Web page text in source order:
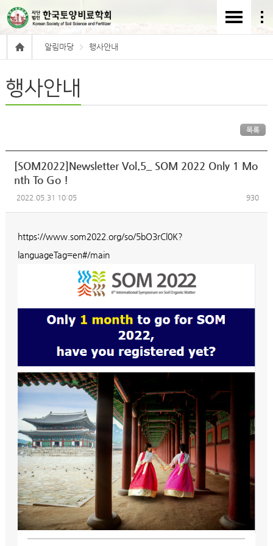
알림마당 행사안내
행사안내
목록
[SOM2022]Newsletter Vol.5_ SOM 2022 Only 1 Mo
nth To Go !
2022.05.31 10:05 930
https://www.som2022.org/so/5bO3rCl0K?
languageTag=en#/main